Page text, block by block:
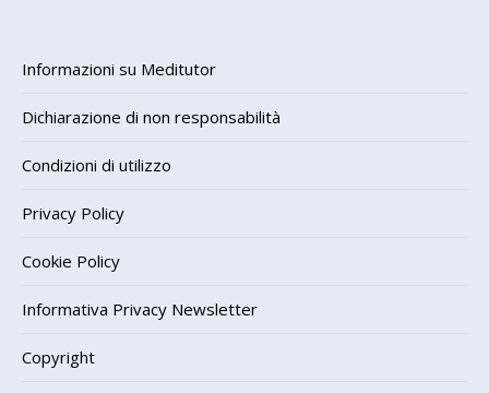
Informazioni su Meditutor
Dichiarazione di non responsabilità
Condizioni di utilizzo
Privacy Policy
Cookie Policy
Informativa Privacy Newsletter
Copyright